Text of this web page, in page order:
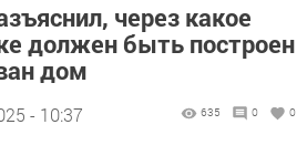
через какое
должен быть построен
дом
- 10:37 635 0 0